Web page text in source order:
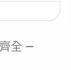
全 —